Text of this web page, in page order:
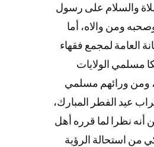
والسلام على رسول
ومن والاه، أما
العامة لمجمع فقهاء
مسلمي الولايات
ومن ورائهم مسلمي
عيد الفطر المبارك،
أنه نظرا لما قرره أهل
من استحالة الرؤية